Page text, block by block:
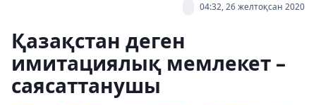
04:32, 26 желтоқсан 2020
Қазақстан деген
имитациялық мемлекет –
саясаттанушы